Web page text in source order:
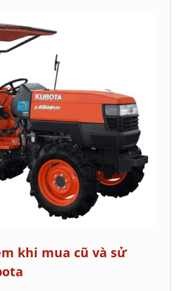
khi mua cũ và sử